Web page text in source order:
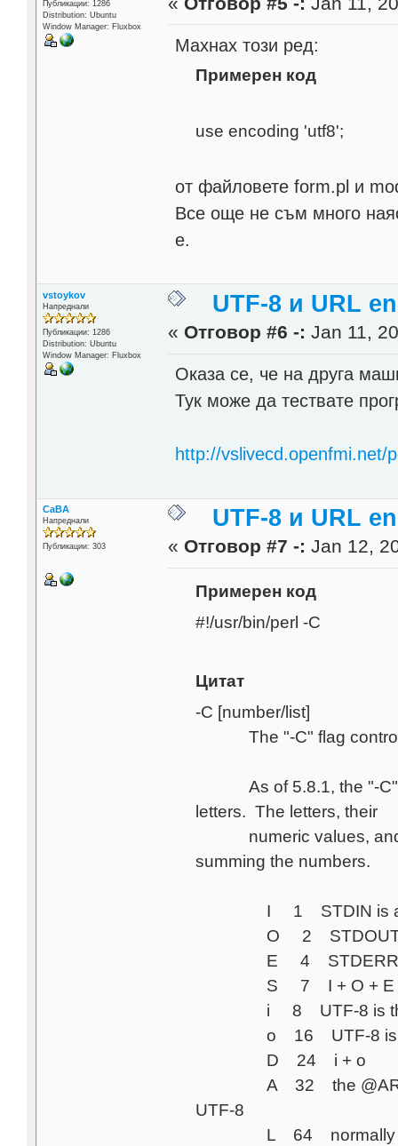
Публикации: 1286
Distribution: Ubuntu
Window Manager: Fluxbox
Махнах този ред:
Примерен код
use encoding 'utf8';
от файловете form.pl и
Все още не съм много
е.
vstoykov
Напреднали
Публикации: 1286
Distribution: Ubuntu
Window Manager: Fluxbox
UTF-8 и URL
« Отговор #6 -: Jan 11,
Оказа се, че на друга
Тук може да тествате
http://vslivecd.openfmi.net/
CaBA
Напреднали
Публикации: 303
UTF-8 и URL
« Отговор #7 -: Jan 12,
Примерен код
#!/usr/bin/perl -C
Цитат
-C [number/list]
The "-C" flag controls
As of 5.8.1, the "-C"
letters. The letters, their
numeric values, and
summing the numbers.
I 1 STDIN is
O 2 STDOUT will
E 4 STDERR will
S 7 I + O + E
i 8 UTF-8 is the
o 16 UTF-8 is the
D 24 i + o
A 32 the @ARGV
UTF-8
L 64 normally the